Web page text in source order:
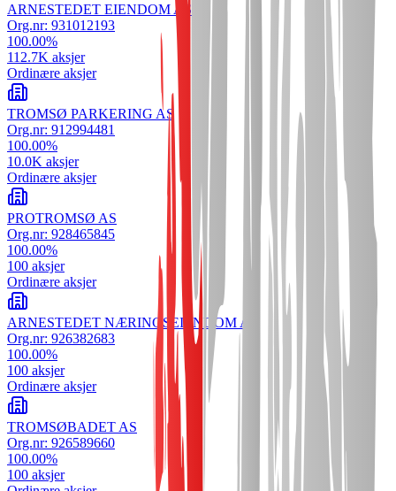
ARNESTEDET EIENDOM AS
Org.nr: 931012193
100.00%
112.7K aksjer
Ordinære aksjer
TROMSØ PARKERING AS
Org.nr: 912994481
100.00%
10.0K aksjer
Ordinære aksjer
PROTROMSØ AS
Org.nr: 928465845
100.00%
100 aksjer
Ordinære aksjer
ARNESTEDET NÆRINGSEIENDOM AS
Org.nr: 926382683
100.00%
100 aksjer
Ordinære aksjer
TROMSØBADET AS
Org.nr: 926589660
100.00%
100 aksjer